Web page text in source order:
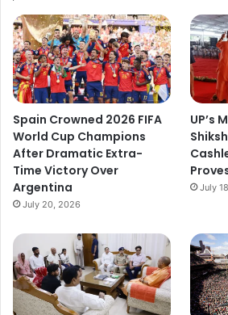
Spain Crowned 2026 FIFA
World Cup Champions
After Dramatic Extra-
Time Victory Over
Argentina
July 20, 2026
UP’s
July